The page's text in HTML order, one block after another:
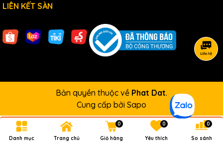
LIÊN KẾT SÀN
Bản quyền thuộc về Phat Dat.
Cung cấp bởi Sapo
Danh mục Trang chủ Giỏ hàng
0
Yêu thích
0
So sánh
0